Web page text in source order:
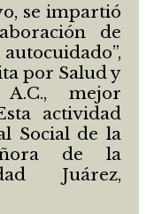
se impartió
de
por Salud y
A.C., mejor
actividad
Social de la
de la
Juárez,